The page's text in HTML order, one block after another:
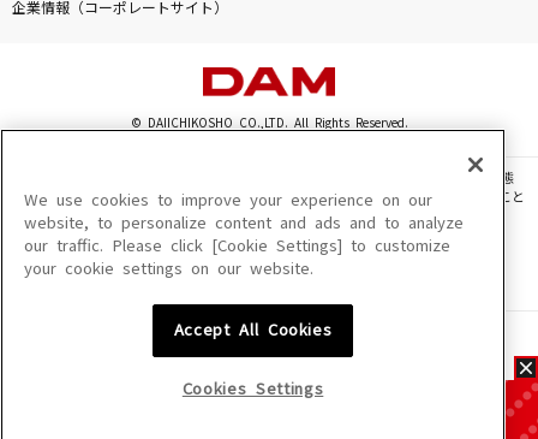
企業情報（コーポレートサイト）
© DAIICHIKOSHO CO.,LTD. All Rights Reserved.
このサイトに掲載されている一切の文章・画像・写真・動画・音声等を、手段や形態
を問わず、著作権法の定める範囲を超えて無断で複製、転載、ファイル化などすること
を禁じます。
楽曲及びコンテンツは、機種によりご利用いただけない場合があります。
楽曲及びコンテンツの配信日、配信内容が変更になる場合があります。
We use cookies to improve your experience on our
website, to personalize content and ads and to analyze
our traffic. Please click [Cookie Settings] to customize
your cookie settings on our website.
Accept All Cookies
Cookies Settings